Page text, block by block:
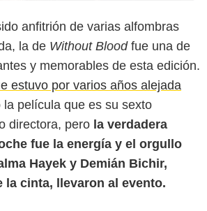
anfitrión de varias alfombras
la de Without Blood fue una de
y memorables de esta edición.
estuvo por varios años alejada
la película que es su sexto
directora, pero la verdadera
fue la energía y el orgullo
Hayek y Demián Bichir,
la cinta, llevaron al evento.